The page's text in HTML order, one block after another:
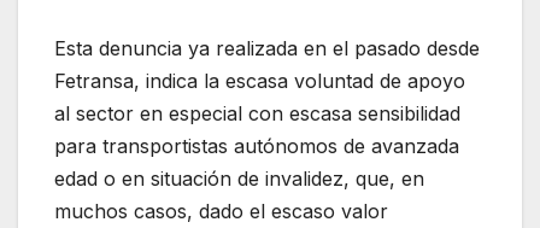
Esta denuncia ya realizada en el pasado desde
Fetransa, indica la escasa voluntad de apoyo
al sector en especial con escasa sensibilidad
para transportistas autónomos de avanzada
edad o en situación de invalidez, que, en
muchos casos, dado el escaso valor